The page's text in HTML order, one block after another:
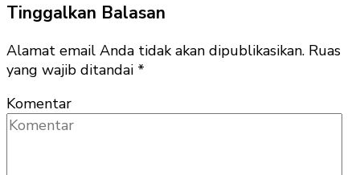
Tinggalkan Balasan
Alamat email Anda tidak akan dipublikasikan. Ruas
yang wajib ditandai *
Komentar